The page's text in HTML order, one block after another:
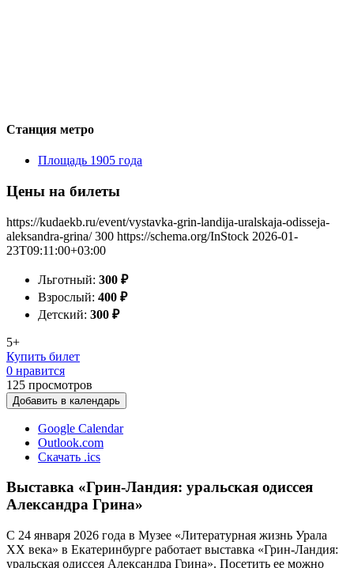
Станция метро
Площадь 1905 года
Цены на билеты
https://kudaekb.ru/event/vystavka-grin-landija-uralskaja-odisseja-
aleksandra-grina/ 300 https://schema.org/InStock 2026-01-
23T09:11:00+03:00
Льготный: 300 ₽
Взрослый: 400 ₽
Детский: 300 ₽
5+
Купить билет
0 нравится
125 просмотров
Добавить в календарь
Google Calendar
Outlook.com
Скачать .ics
Выставка «Грин-Ландия: уральская одиссея
Александра Грина»
С 24 января 2026 года в Музее «Литературная жизнь Урала
ХХ века» в Екатеринбурге работает выставка «Грин-Ландия:
уральская одиссея Александра Грина». Посетить ее можно